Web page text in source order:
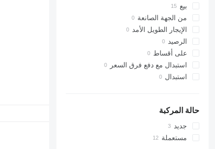
بيع
من الجهة الصانعة
الإيجار الطويل الأمد
الرصيد
على أقساط
استبدال مع دفع فرق السعر
استبدال
حالة المركبة
جديد
مستعملة